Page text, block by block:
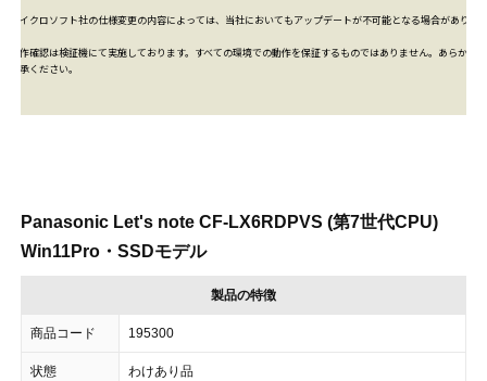
※マイクロソフト社の仕様変更の内容によっては、当社においてもアップデートが不可能となる場合がありま
※動作確認は検証機にて実施しております。すべての環境での動作を保証するものではありません。あらかじめ
ご了承ください。
Panasonic Let's note CF-LX6RDPVS (第7世代CPU)
Win11Pro・SSDモデル
製品の特徴
商品コード 195300
状態 わけあり品